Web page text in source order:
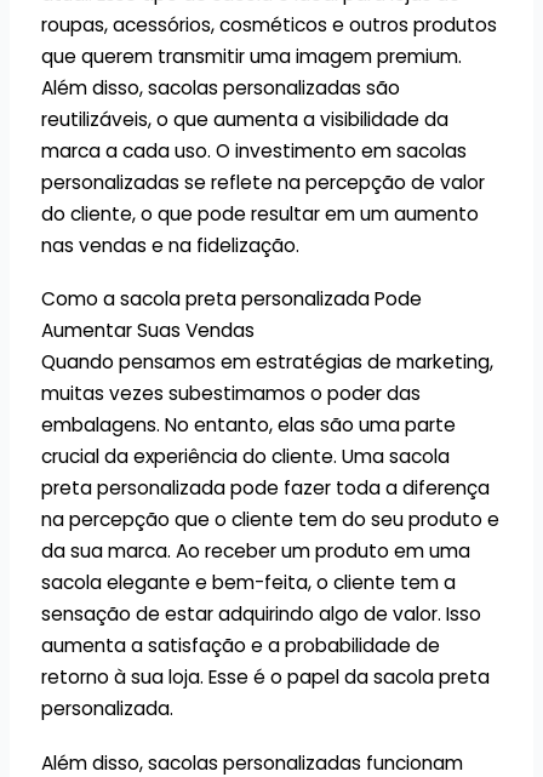
roupas, acessórios, cosméticos e outros produtos
que querem transmitir uma imagem premium.
Além disso, sacolas personalizadas são
reutilizáveis, o que aumenta a visibilidade da
marca a cada uso. O investimento em sacolas
personalizadas se reflete na percepção de valor
do cliente, o que pode resultar em um aumento
nas vendas e na fidelização.
Como a sacola preta personalizada Pode
Aumentar Suas Vendas
Quando pensamos em estratégias de marketing,
muitas vezes subestimamos o poder das
embalagens. No entanto, elas são uma parte
crucial da experiência do cliente. Uma sacola
preta personalizada pode fazer toda a diferença
na percepção que o cliente tem do seu produto e
da sua marca. Ao receber um produto em uma
sacola elegante e bem-feita, o cliente tem a
sensação de estar adquirindo algo de valor. Isso
aumenta a satisfação e a probabilidade de
retorno à sua loja. Esse é o papel da sacola preta
personalizada.
Além disso, sacolas personalizadas funcionam